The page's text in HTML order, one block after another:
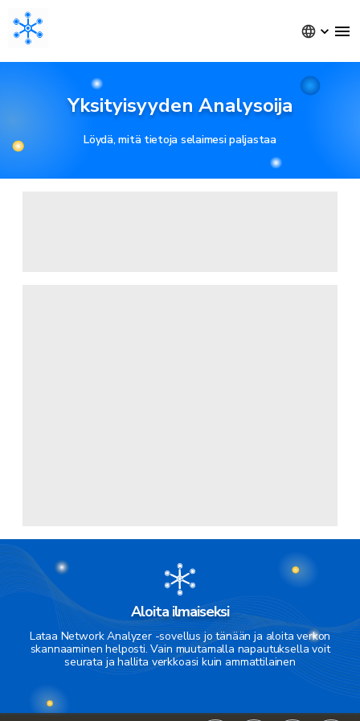
Yksityisyyden Analysoija
Löydä, mitä tietoja selaimesi paljastaa
Aloita ilmaiseksi
Lataa Network Analyzer -sovellus jo tänään ja aloita verkon
skannaaminen helposti. Vain muutamalla napautuksella voit
seurata ja hallita verkkoasi kuin ammattilainen